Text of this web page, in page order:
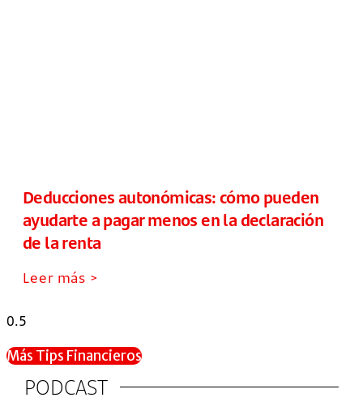
Deducciones autonómicas: cómo pueden
ayudarte a pagar menos en la declaración
de la renta
Leer más >
Más Tips Financieros
PODCAST